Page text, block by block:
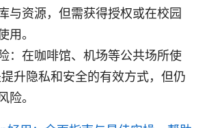
与资源，但需获得授权或在校园
用。
：在咖啡馆、机场等公共场所使
升隐私和安全的有效方式，但仍
险。